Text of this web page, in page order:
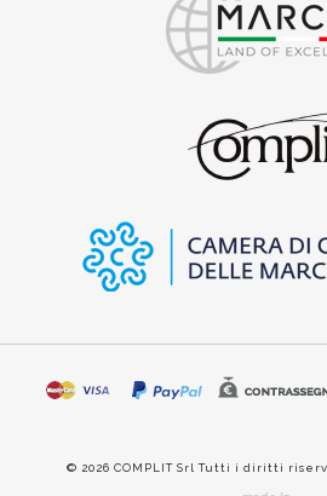
© 2026 COMPLIT Srl Tutti i diritti